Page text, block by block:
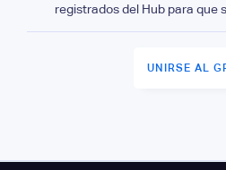
registrados del Hub para que
UNIRSE AL